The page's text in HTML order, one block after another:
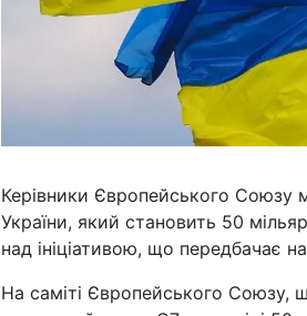
Керівники Європейського Союзу
України, який становить 50
над ініціативою, що передбачає
На саміті Європейського Союзу,